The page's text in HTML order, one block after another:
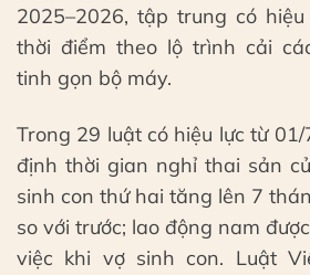
2025–2026, tập trung có
thời điểm theo lộ trình cải
tinh gọn bộ máy.
Trong 29 luật có hiệu lực từ
định thời gian nghỉ thai sản
sinh con thứ hai tăng lên 7
so với trước; lao động nam
việc khi vợ sinh con. Luật